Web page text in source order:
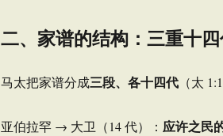
二、家谱的结构：三重十
马太把家谱分成三段、各十四代（太
亚伯拉罕 → 大卫（14 代）： 应许之民